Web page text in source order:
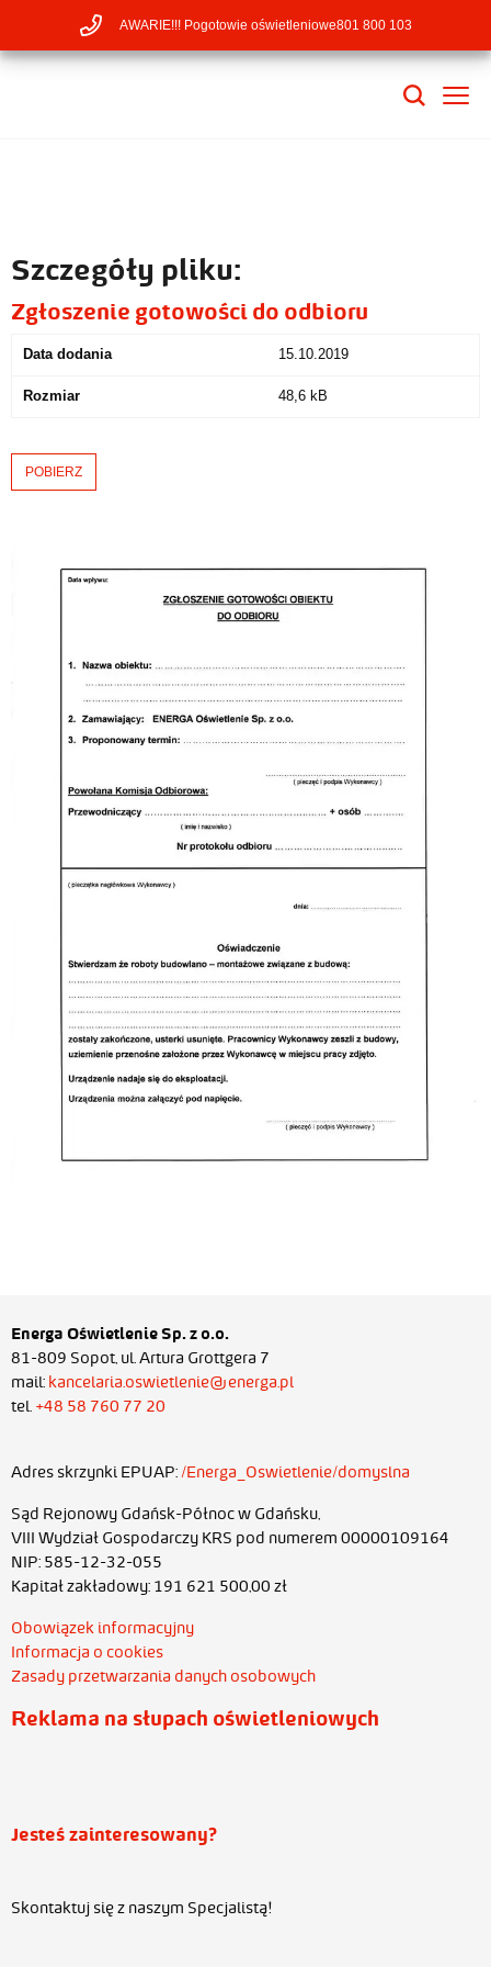
AWARIE!!! Pogotowie oświetleniowe801 800 103
Szczegóły pliku:
Zgłoszenie gotowości do odbioru
Data dodania 15.10.2019
Rozmiar 48,6 kB
POBIERZ
Energa Oświetlenie Sp. z o.o.
81-809 Sopot, ul. Artura Grottgera 7
mail: kancelaria.oswietlenie@energa.pl
tel. +48 58 760 77 20
Adres skrzynki EPUAP:/Energa_Oswietlenie/domyslna
Sąd Rejonowy Gdańsk-Północ w Gdańsku,
VIII Wydział Gospodarczy KRS pod numerem 00000109164
NIP: 585-12-32-055
Kapitał zakładowy: 191 621 500,00 zł
Obowiązek informacyjny
Informacja o cookies
Zasady przetwarzania danych osobowych
Reklama na słupach oświetleniowych
Jesteś zainteresowany?
Skontaktuj się z naszym Specjalistą!